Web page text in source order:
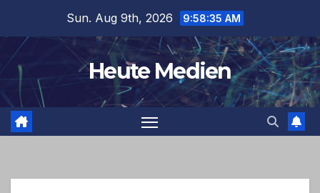
content
Sun. Aug 9th, 2026 9:58:35 AM
Heute Medien